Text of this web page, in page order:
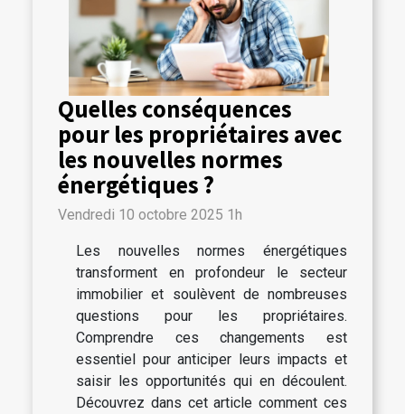
Quelles conséquences
pour les propriétaires avec
les nouvelles normes
énergétiques ?
Vendredi 10 octobre 2025 1h
Les nouvelles normes énergétiques
transforment en profondeur le secteur
immobilier et soulèvent de nombreuses
questions pour les propriétaires.
Comprendre ces changements est
essentiel pour anticiper leurs impacts et
saisir les opportunités qui en découlent.
Découvrez dans cet article comment ces